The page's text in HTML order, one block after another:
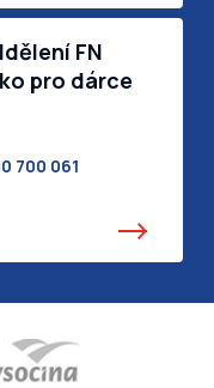
FN
pro dárce
700 061